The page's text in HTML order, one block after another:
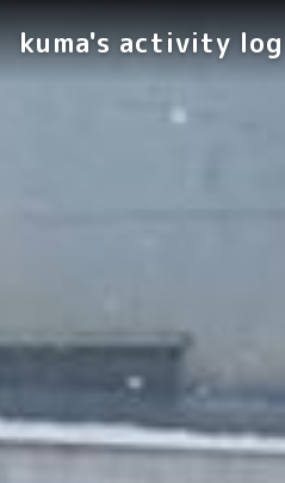
kuma's activity log